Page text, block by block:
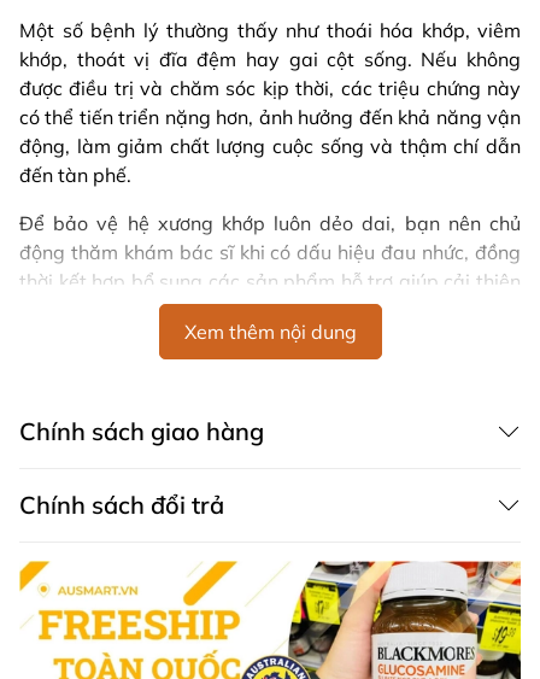
Một số bệnh lý thường thấy như thoái hóa khớp, viêm
khớp, thoát vị đĩa đệm hay gai cột sống. Nếu không
được điều trị và chăm sóc kịp thời, các triệu chứng này
có thể tiến triển nặng hơn, ảnh hưởng đến khả năng vận
động, làm giảm chất lượng cuộc sống và thậm chí dẫn
đến tàn phế.
Để bảo vệ hệ xương khớp luôn dẻo dai, bạn nên chủ
động thăm khám bác sĩ khi có dấu hiệu đau nhức, đồng
thời kết hợp bổ sung các sản phẩm hỗ trợ giúp cải thiện
sức khỏe khớp từ bên trong.
Glucosamine 1500ra đời và trở thành lựa chọn
glucosamine hydrochloride kết hợp bột sụn vi cá mập
(shark cartilage), giúp nuôi dưỡng sụn khớp, hỗ trợ vận
không chứa gluten, lactose hay chất bảo quản, an toàn
Vitatree Glucosamine 1500 là sản phẩm của nhà
Vitatree, một trong những thương hiệu chăm sóc sức
khoẻ hàng đầu tại Úc.
Xem thêm nội dung
Chính sách giao hàng
Chính sách đổi trả